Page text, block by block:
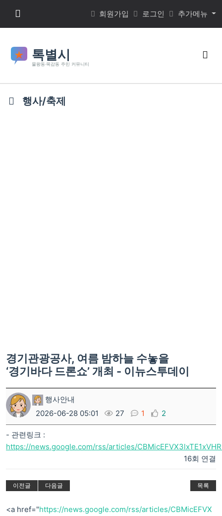
메뉴 버튼 회원가입 로그인 추가메뉴
검
행사/축제
경기관광공사, 여름 밤하늘 수놓을
‘경기바다 드론쇼’ 개최 - 이뉴스투데이
행사안내
2026-06-28 05:01
27 1 2
- 관련링크 :
https://news.google.com/rss/articles/
16회 연결
이전글 다음글 목록
<a href="https://news.google.com/rss/articles/CBMicEFVX